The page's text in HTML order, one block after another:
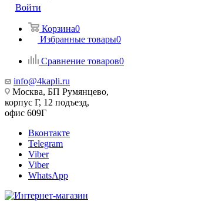
Войти
Корзина0
Избранные товары0
Сравнение товаров0
info@4kapli.ru
Москва, БП Румянцево,
корпус Г, 12 подъезд,
офис 609Г
Вконтакте
Telegram
Viber
Viber
WhatsApp